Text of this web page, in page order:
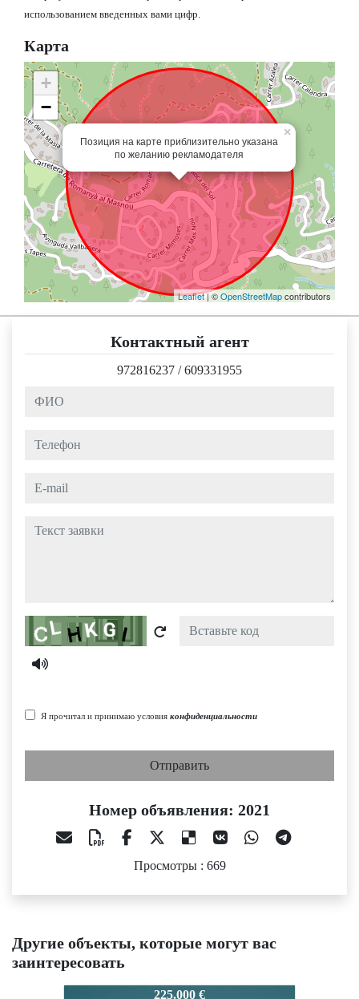
использованием введенных вами цифр.
Карта
Позиция на карте приблизительно указана
по желанию рекламодателя
×
+
−
Leaflet| ©OpenStreetMapcontributors
Контактный агент
972816237 /609331955
ФИО
Телефон
e-mail
Текст заявки
Captcha
Я прочитал и принимаю условия конфиденциальности
Отправить
Номер объявления: 2021
Просмотры : 669
Другие объекты, которые могут вас
заинтересовать
225.000 €
2021